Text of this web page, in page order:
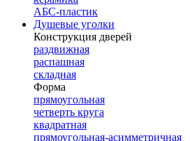
АБС-пластик
Душевые уголки
Конструкция дверей
раздвижная
распашная
складная
Форма
прямоугольная
четверть круга
квадратная
прямоугольная-асимметричная